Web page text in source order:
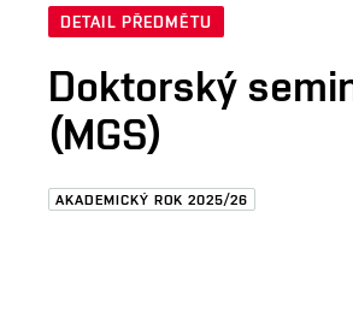
DETAIL PŘEDMĚTU
Doktorský
(MGS)
AKADEMICKÝ ROK 2025/26